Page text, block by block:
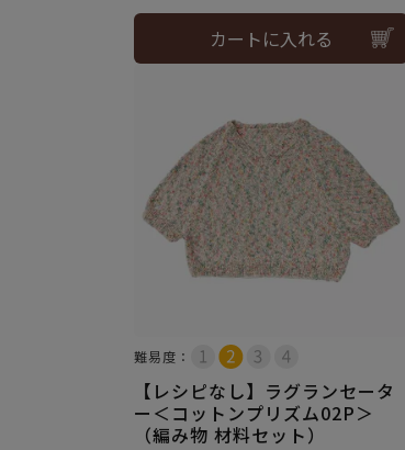
カートに入れる
難易度：
【レシピなし】ラグランセータ
ー＜コットンプリズム02P＞
（編み物 材料セット）